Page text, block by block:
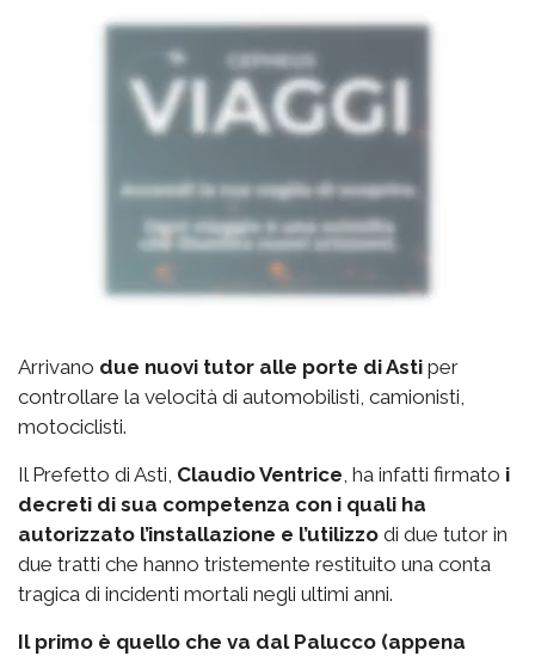
Arrivano due nuovi tutor alle porte di Asti per
controllare la velocità di automobilisti, camionisti,
motociclisti.
Il Prefetto di Asti, Claudio Ventrice, ha infatti firmato i
decreti di sua competenza con i quali ha
autorizzato l’installazione e l’utilizzo di due tutor in
due tratti che hanno tristemente restituito una conta
tragica di incidenti mortali negli ultimi anni.
Il primo è quello che va dal Palucco (appena